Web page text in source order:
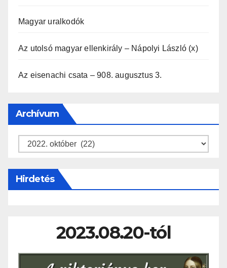
Magyar uralkodók
Az utolsó magyar ellenkirály – Nápolyi László (x)
Az eisenachi csata – 908. augusztus 3.
Archívum
Archívum
Hirdetés
2023.08.20-tól